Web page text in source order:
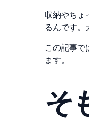
収納やちょ
るんです。
この記事で
ます。
そ